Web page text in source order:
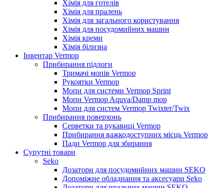
Хімія для готелів
Хімія для пралень
Хімія для загального користування
Хімія для посудомийних машин
Хімія креми
Хімія білизна
Інвентар Vermop
Прибирання підлоги
Тримачі мопів Vermop
Рукоятки Vermop
Мопи для системи Vermop Sprint
Мопи Vermop Aquva/Damp mop
Мопи для систем Vermop Twixter/Twix
Прибирання поверхонь
Серветки та рукавиці Vermop
Прибирання важкодоступних місць Vermop
Пади Vermop для збирання
Супутні товари
Seko
Дозатори для посудомийних машин SEKO
Допоміжне обладнання та аксесуари Seko